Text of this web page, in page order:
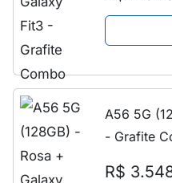
A56 5G
- Grafite
R$